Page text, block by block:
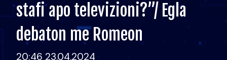
stafi apo televizioni?”/ Egla
debaton me Romeon
20:46 23.04.2024